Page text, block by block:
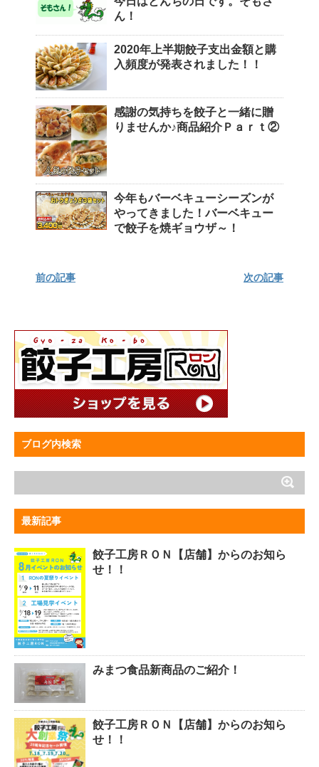
ん！
2020年上半期餃子支出金額と購
入頻度が発表されました！！
感謝の気持ちを餃子と一緒に贈
りませんか♪商品紹介Ｐａｒｔ②
今年もバーベキューシーズンが
やってきました！バーベキュー
で餃子を焼ギョウザ～！
前の記事 次の記事
ブログ内検索
最新記事
餃子工房ＲＯＮ【店舗】からのお知ら
せ！！
みまつ食品新商品のご紹介！
餃子工房ＲＯＮ【店舗】からのお知ら
せ！！